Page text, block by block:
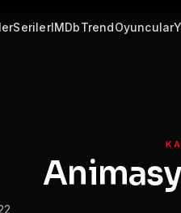
SerilerIMDbTrendOyuncular